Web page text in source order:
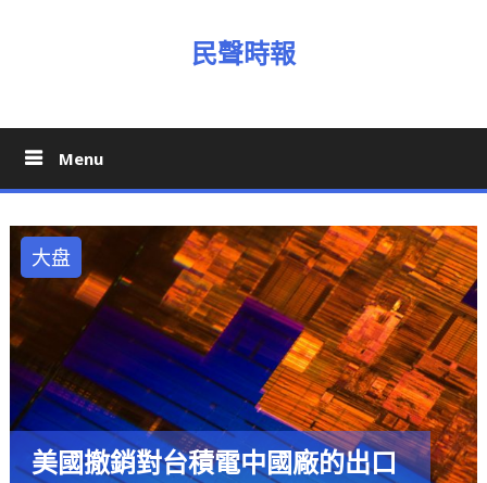
民聲時報
Menu
大盘
美國撤銷對台積電中國廠的出口